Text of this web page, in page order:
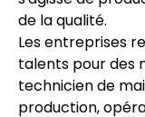
de la qualité.
Les entreprises
talents pour des
technicien de
production,